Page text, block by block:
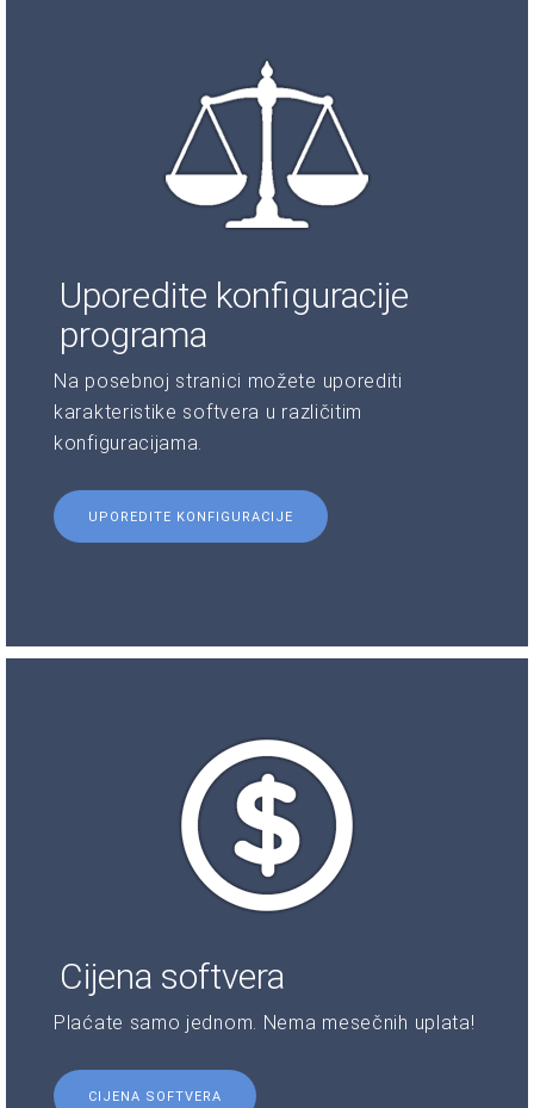
Uporedite konfiguracije
programa
Na posebnoj stranici možete uporediti
karakteristike softvera u različitim
konfiguracijama.
UPOREDITE KONFIGURACIJE
Cijena softvera
Plaćate samo jednom. Nema mesečnih uplata!
CIJENA SOFTVERA